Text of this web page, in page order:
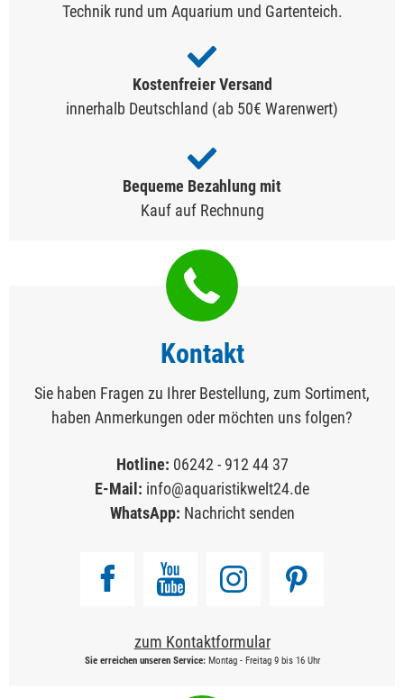
Technik rund um Aquarium und Gartenteich.
Kostenfreier Versand
innerhalb Deutschland (ab 50€ Warenwert)
Bequeme Bezahlung mit
Kauf auf Rechnung
Kontakt
Sie haben Fragen zu Ihrer Bestellung, zum Sortiment,
haben Anmerkungen oder möchten uns folgen?
Hotline: 06242 - 912 44 37
E-Mail: info@aquaristikwelt24.de
WhatsApp: Nachricht senden
zum Kontaktformular
Sie erreichen unseren Service:Montag - Freitag 9 bis 16 Uhr